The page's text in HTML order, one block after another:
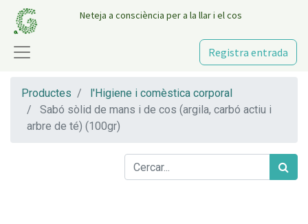
Neteja a consciència per a la llar i el cos
Registra entrada
Productes
l'Higiene i comèstica corporal
Sabó sòlid de mans i de cos (argila, carbó actiu i
arbre de té) (100gr)